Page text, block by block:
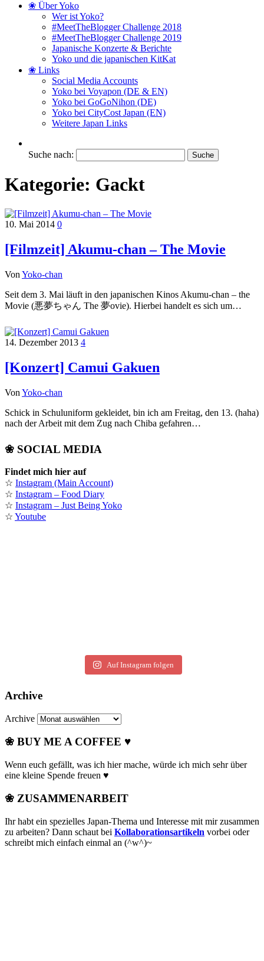
❀ Über Yoko
Wer ist Yoko?
#MeetTheBlogger Challenge 2018
#MeetTheBlogger Challenge 2019
Japanische Konzerte & Berichte
Yoko und die japanischen KitKat
❀ Links
Social Media Accounts
Yoko bei Voyapon (DE & EN)
Yoko bei GoGoNihon (DE)
Yoko bei CityCost Japan (EN)
Weitere Japan Links
Suche nach:
Kategorie: Gackt
10. Mai 2014 0
[Filmzeit] Akumu-chan – The Movie
Von Yoko-chan
Seit dem 3. Mai läuft in den japanischen Kinos Akumu-chan – the
Movie (悪夢ちゃん The 夢ovie). Hierbei handelt es sich um…
14. Dezember 2013 4
[Konzert] Camui Gakuen
Von Yoko-chan
Schick in Schuluniform gekleidet, bin ich am Freitag, den 13. (haha)
nach der Arbeit mit dem Zug nach Chiba gefahren…
❀ SOCIAL MEDIA
Findet mich hier auf
☆ Instagram (Main Account)
☆ Instagram – Food Diary
☆ Instagram – Just Being Yoko
☆ Youtube
Auf Instagram folgen
Archive
Archive
❀ BUY ME A COFFEE ♥
Wenn euch gefällt, was ich hier mache, würde ich mich sehr über
eine kleine Spende freuen ♥
❀ ZUSAMMENARBEIT
Ihr habt ein spezielles Japan-Thema und Interesse mit mir zusammen
zu arbeiten? Dann schaut bei Kollaborationsartikeln vorbei oder
schreibt mich einfach einmal an (^w^)~